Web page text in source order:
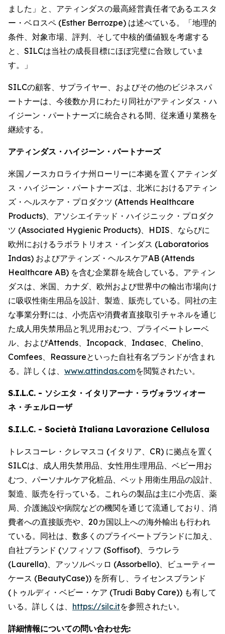
ました」と、アティンダスの最高経営責任者であるエスタ
ー・ベロスペ (Esther Berrozpe) は述べている。「地理的
条件、対象市場、評判、そして中核的価値観を考慮する
と、SILCは当社の成長目標にほぼ完璧に合致していま
す。」
SILCの顧客、サプライヤー、およびその他のビジネスパ
ートナーは、今後数か月にわたり同社がアティンダス・ハ
イジーン・パートナーズに統合される間、従来通り業務を
継続する。
アティンダス・ハイジーン・パートナーズ
米国ノースカロライナ州ローリーに本拠を置くアティンダ
ス・ハイジーン・パートナーズは、北米におけるアティン
ズ・ヘルスケア・プロダクツ (Attends Healthcare
Products)、アソシエイテッド・ハイジニック・プロダク
ツ (Associated Hygienic Products)、HDIS、ならびに
欧州におけるラボラトリオス・インダス (Laboratorios
Indas) およびアティンズ・ヘルスケアAB (Attends
Healthcare AB) を含む企業群を統合している。アティン
ダスは、米国、カナダ、欧州および世界中の輸出市場向け
に吸収性衛生用品を設計、製造、販売している。同社の主
な事業分野には、小売店や消費者直接取引チャネルを通じ
た成人用失禁用品と乳児用おむつ、プライベートレーベ
ル、およびAttends、Incopack、Indasec、Chelino、
Comfees、 Reassureといった自社有名ブランドが含まれ
る。詳しくは、 www.attindas.comを閲覧されたい。
S.I.L.C. - ソシエタ・イタリアーナ・ラヴォラツィオー
ネ・チェルローザ
S.I.L.C. - Società Italiana Lavorazione Cellulosa
トレスコーレ・クレマスコ (イタリア、CR) に拠点を置く
SILCは、成人用失禁用品、女性用生理用品、ベビー用お
むつ、パーソナルケア化粧品、ペット用衛生用品の設計、
製造、販売を行っている。これらの製品は主に小売店、薬
局、介護施設や病院などの機関を通じて流通しており、消
費者への直接販売や、20カ国以上への海外輸出も行われ
ている。同社は、数多くのプライベートブランドに加え、
自社ブランド (ソフィソフ (Soffisof)、ラウレラ
(Laurella)、アッソルベッロ (Assorbello)、ビューティー
ケース (BeautyCase)) を所有し、ライセンスブランド
(トゥルディ・ベビー・ケア (Trudi Baby Care)) も有して
いる。詳しくは、 https://silc.itを参照されたい。
詳細情報についての問い合わせ先: